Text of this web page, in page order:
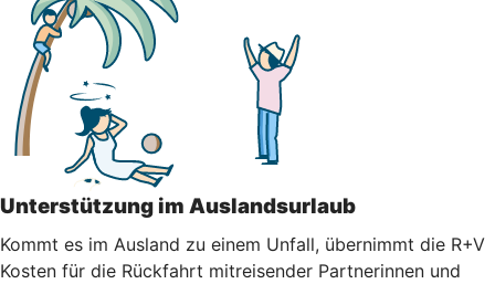
Unterstützung im Auslandsurlaub
Kommt es im Ausland zu einem Unfall, übernimmt die R+V
Kosten für die Rückfahrt mitreisender Partnerinnen und